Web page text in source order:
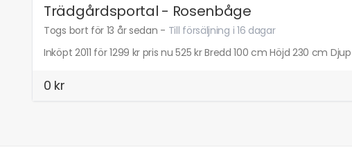
Trädgårdsportal - Rosenbåge
Togs bort för 13 år sedan - Till försäljning i 16 dagar
Inköpt 2011 för 1299 kr pris nu 525 kr Bredd 100 cm Höjd 230 cm
0 kr